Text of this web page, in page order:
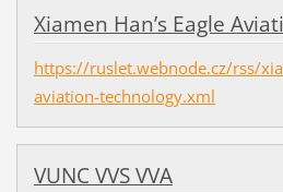
Xiamen Han’s Eagle
https://ruslet.webnode.cz/rss/
aviation-technology.xml
VUNC VVS VVA